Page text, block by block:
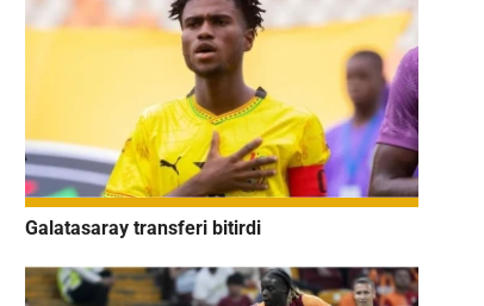
Galatasaray transferi bitirdi